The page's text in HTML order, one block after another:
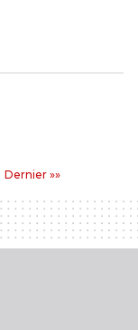
Dernier
Dernier »»